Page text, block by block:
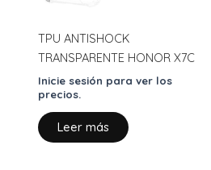
TPU ANTISHOCK
TRANSPARENTE HONOR X7C
Inicie sesión para ver los
precios.
Leer más